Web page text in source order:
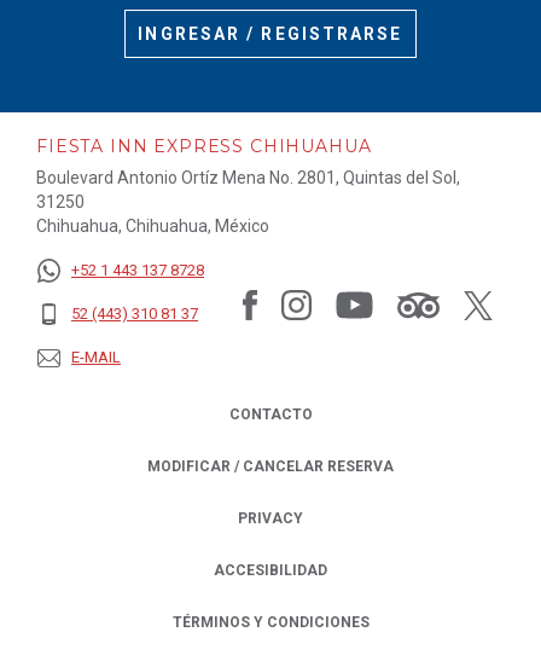
INGRESAR / REGISTRARSE
FIESTA INN EXPRESS CHIHUAHUA
Boulevard Antonio Ortíz Mena No. 2801, Quintas del Sol,
31250
Chihuahua, Chihuahua, México
+52 1 443 137 8728
52 (443) 310 81 37
E-MAIL
CONTACTO
MODIFICAR / CANCELAR RESERVA
PRIVACY
OPENS IN A NEW TAB.
ACCESIBILIDAD
TÉRMINOS Y CONDICIONES